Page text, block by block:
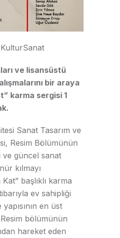
KulturSanat
ve lisansüstü
bir araya
karma sergisi 1
Sanat Tasarım ve
Resim Bölümünün
ve güncel sanat
kılmayı
başlıklı karma
ev sahipliği
en üst
bölümünün
hareket eden